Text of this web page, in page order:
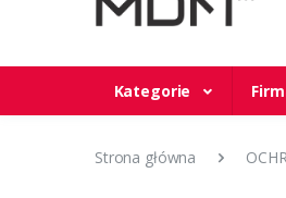
Kategorie
Strona główna